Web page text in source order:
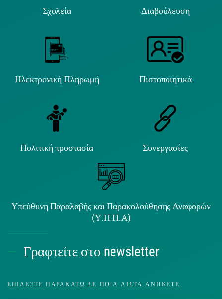
Σχολεία Διαβούλευση
Ηλεκτρονική Πληρωμή Πιστοποιητικά
Πολιτική προστασία Συνεργασίες
Υπεύθυνη Παραλαβής και Παρακολούθησης Αναφορών
(Υ.Π.Π.Α)
Γραφτείτε στο newsletter
ΕΠΙΛΈΞΤΕ ΠΑΡΑΚΆΤΩ ΣΕ ΠΟΙΑ ΛΊΣΤΑ ΑΝΉΚΕΤΕ.